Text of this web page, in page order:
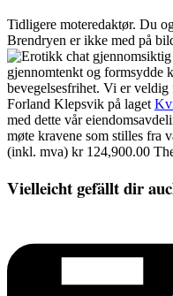
Tidligere moteredaktør. Du
Brendryen er ikke med på
gjennomtenkt og formsydde
bevegelsesfrihet. Vi er
Forland Klepsvik på laget
med dette vår
møte kravene som stilles
(inkl. mva) kr 124,900.00
Vielleicht gefällt dir